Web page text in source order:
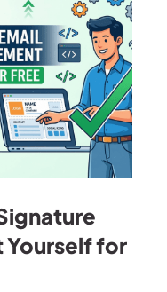
Yourself for